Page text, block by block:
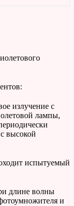
излучение с
лампы,
высокой
испытуемый
длине волны
и